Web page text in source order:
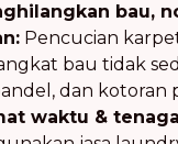
bau,
Pencucian
bau tidak
dan kotoran
waktu &